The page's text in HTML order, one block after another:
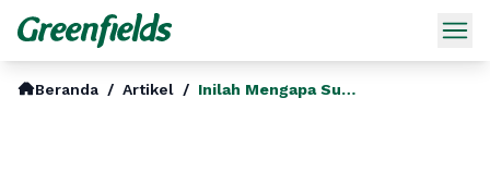
Beranda / Artikel / Inilah Mengapa Susu Jersey Adalah Pilihan Yang Lebih Baik